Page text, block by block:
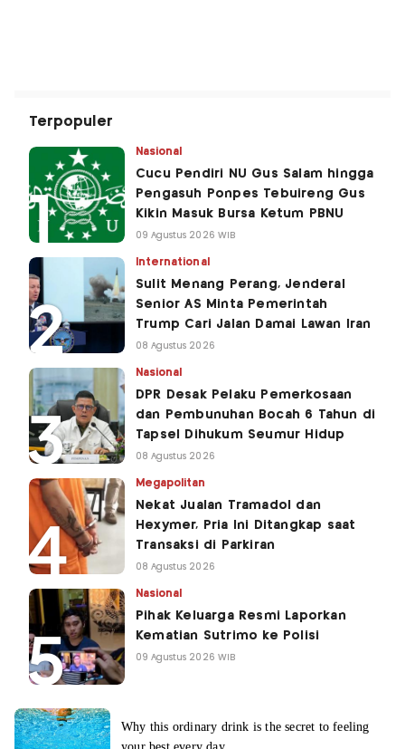
Terpopuler
Nasional
Cucu Pendiri NU Gus Salam hingga
Pengasuh Ponpes Tebuireng Gus
Kikin Masuk Bursa Ketum PBNU
09 Agustus 2026 WIB
International
Sulit Menang Perang, Jenderal
Senior AS Minta Pemerintah
Trump Cari Jalan Damai Lawan Iran
08 Agustus 2026
Nasional
DPR Desak Pelaku Pemerkosaan
dan Pembunuhan Bocah 6 Tahun di
Tapsel Dihukum Seumur Hidup
08 Agustus 2026
Megapolitan
Nekat Jualan Tramadol dan
Hexymer, Pria Ini Ditangkap saat
Transaksi di Parkiran
08 Agustus 2026
Nasional
Pihak Keluarga Resmi Laporkan
Kematian Sutrimo ke Polisi
09 Agustus 2026 WIB